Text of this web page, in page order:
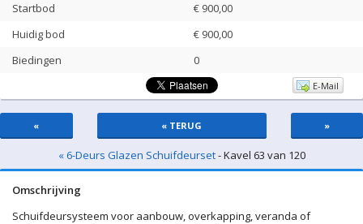
Startbod
€ 900,00
Huidig bod
€ 900,00
Biedingen
0
E-Mail
« « TERUG »
« 6-Deurs Glazen Schuifdeurset- Kavel 63 van 120
Omschrijving
Schuifdeursysteem voor aanbouw, overkapping, veranda of